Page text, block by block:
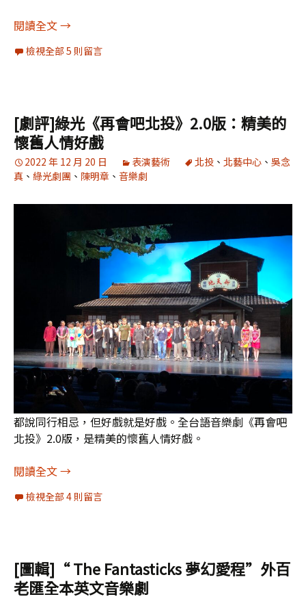
閱讀全文溫柔地強大起來——寫給《搭錯車》團隊的夥伴
→
檢視全部 5 則留言
[劇評]綠光《再會吧北投》2.0版：精美的
懷舊人情好戲
2022 年 12 月 20 日 表演藝術 北投 、 北藝中心 、 吳念
真 、 綠光劇團 、 陳明章 、 音樂劇
都說同行相忌，但好戲就是好戲。全台語音樂劇《再會吧
北投》2.0版，是精美的懷舊人情好戲。
閱讀全文[劇評]綠光《再會吧北投》2.0版：精美的懷舊人情
→
檢視全部 4 則留言
[圖輯]“ The Fantasticks 夢幻愛程”外百
老匯全本英文音樂劇